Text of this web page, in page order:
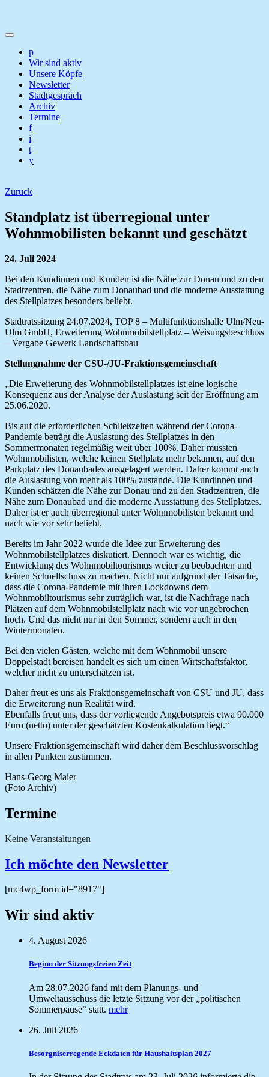
p
Wir sind aktiv
Unsere Köpfe
Newsletter
Stadtgespräch
Archiv
Termine
f
i
t
y
Zurück
Standplatz ist überregional unter
Wohnmobilisten bekannt und geschätzt
24. Juli 2024
Bei den Kundinnen und Kunden ist die Nähe zur Donau und zu den
Stadtzentren, die Nähe zum Donaubad und die moderne Ausstattung
des Stellplatzes besonders beliebt.
Stadtratssitzung 24.07.2024, TOP 8 – Multifunktionshalle Ulm/Neu-
Ulm GmbH, Erweiterung Wohnmobilstellplatz – Weisungsbeschluss
– Vergabe Gewerk Landschaftsbau
Stellungnahme der CSU-/JU-Fraktionsgemeinschaft
„Die Erweiterung des Wohnmobilstellplatzes ist eine logische
Konsequenz aus der Analyse der Auslastung seit der Eröffnung am
25.06.2020.
Bis auf die erforderlichen Schließzeiten während der Corona-
Pandemie beträgt die Auslastung des Stellplatzes in den
Sommermonaten regelmäßig weit über 100%. Daher mussten
Wohnmobilisten, welche keinen Stellplatz mehr bekamen, auf den
Parkplatz des Donaubades ausgelagert werden. Daher kommt auch
die Auslastung von mehr als 100% zustande. Die Kundinnen und
Kunden schätzen die Nähe zur Donau und zu den Stadtzentren, die
Nähe zum Donaubad und die moderne Ausstattung des Stellplatzes.
Daher ist er auch überregional unter Wohnmobilisten bekannt und
nach wie vor sehr beliebt.
Bereits im Jahr 2022 wurde die Idee zur Erweiterung des
Wohnmobilstellplatzes diskutiert. Dennoch war es wichtig, die
Entwicklung des Wohnmobiltourismus weiter zu beobachten und
keinen Schnellschuss zu machen. Nicht nur aufgrund der Tatsache,
dass die Corona-Pandemie mit ihren Lockdowns dem
Wohnmobiltourismus sehr zuträglich war, ist die Nachfrage nach
Plätzen auf dem Wohnmobilstellplatz nach wie vor ungebrochen
hoch. Und das nicht nur in den Sommer, sondern auch in den
Wintermonaten.
Bei den vielen Gästen, welche mit dem Wohnmobil unsere
Doppelstadt bereisen handelt es sich um einen Wirtschaftsfaktor,
welcher nicht zu unterschätzen ist.
Daher freut es uns als Fraktionsgemeinschaft von CSU und JU, dass
die Erweiterung nun Realität wird.
Ebenfalls freut uns, dass der vorliegende Angebotspreis etwa 90.000
Euro (netto) unter der geschätzten Kostenkalkulation liegt.“
Unsere Fraktionsgemeinschaft wird daher dem Beschlussvorschlag
in allen Punkten zustimmen.
Hans-Georg Maier
(Foto Archiv)
Termine
Keine Veranstaltungen
Ich möchte den Newsletter
[mc4wp_form id="8917"]
Wir sind aktiv
4. August 2026
Beginn der Sitzungsfreien Zeit
Am 28.07.2026 fand mit dem Planungs- und
Umweltausschuss die letzte Sitzung vor der „politischen
Sommerpause“ statt. mehr
26. Juli 2026
Besorgniserregende Eckdaten für Haushaltsplan 2027